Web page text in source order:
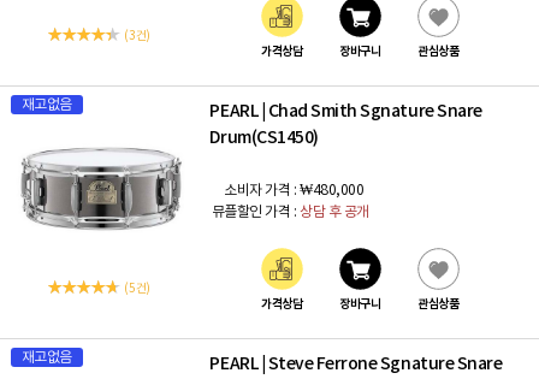
(3 건)
가격상담 장바구니 관심상품
재고없음
(5 건)
PEARL Chad Smith Sgnature Snare
Drum(CS1450)
소비자 가격 : ₩480,000
뮤플할인 가격 : 상담 후 공개
가격상담 장바구니 관심상품
재고없음 PEARL Steve Ferrone Sgnature Snare